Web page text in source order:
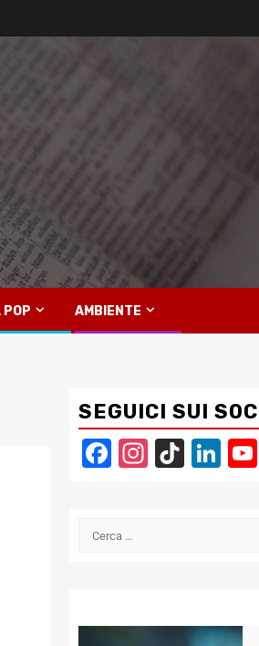
AMBIENTE
SEGUICI SUI
Facebook
TikTok
Ricerca